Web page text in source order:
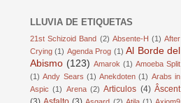
LLUVIA DE ETIQUETAS
21st Schizoid Band (2) Absente-H (1) After
Crying (1) Agenda Prog (1) Al Borde del
Abismo (123) Amarok (1) Amoeba Split
(1) Andy Sears (1) Anekdoten (1) Arabs in
Aspic (1) Arena (2) Articulos (4) Âscent
Asgard (2) Atila (1) Axiom9